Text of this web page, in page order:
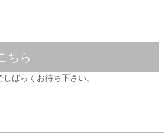
ちら
ばらくお待ち下さい。